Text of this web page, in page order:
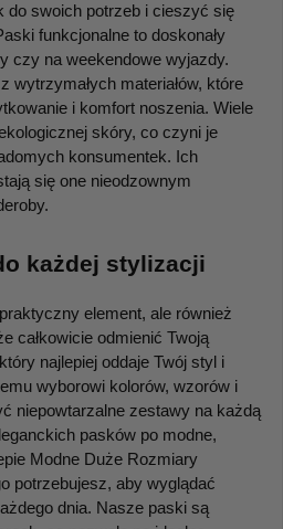
do swoich potrzeb i cieszyć się
funkcjonalne to doskonały
czy na weekendowe wyjazdy.
wytrzymałych materiałów, które
i komfort noszenia. Wiele
skóry, co czyni je
konsumentek. Ich
się one nieodzownym
każdej stylizacji
element, ale również
całkowicie odmienić Twoją
najlepiej oddaje Twój styl i
wyborowi kolorów, wzorów i
niepowtarzalne zestawy na każdą
pasków po modne,
Modne Duże Rozmiary
potrzebujesz, aby wyglądać
dnia. Nasze paski są